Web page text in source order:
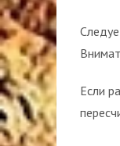
Если